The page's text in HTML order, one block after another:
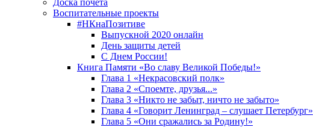
Доска почета
Воспитательные проекты
#НКнаПозитиве
Выпускной 2020 онлайн
День защиты детей
С Днем России!
Книга Памяти «Во славу Великой Победы!»
Глава 1 «Некрасовский полк»
Глава 2 «Споемте, друзья...»
Глава 3 «Никто не забыт, ничто не забыто»
Глава 4 «Говорит Ленинград – слушает Петербург»
Глава 5 «Они сражались за Родину!»